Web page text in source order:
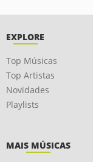
EXPLORE
Top Músicas
Top Artistas
Novidades
Playlists
MAIS MÚSICAS